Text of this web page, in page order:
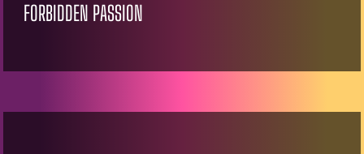
FORBIDDEN PASSION